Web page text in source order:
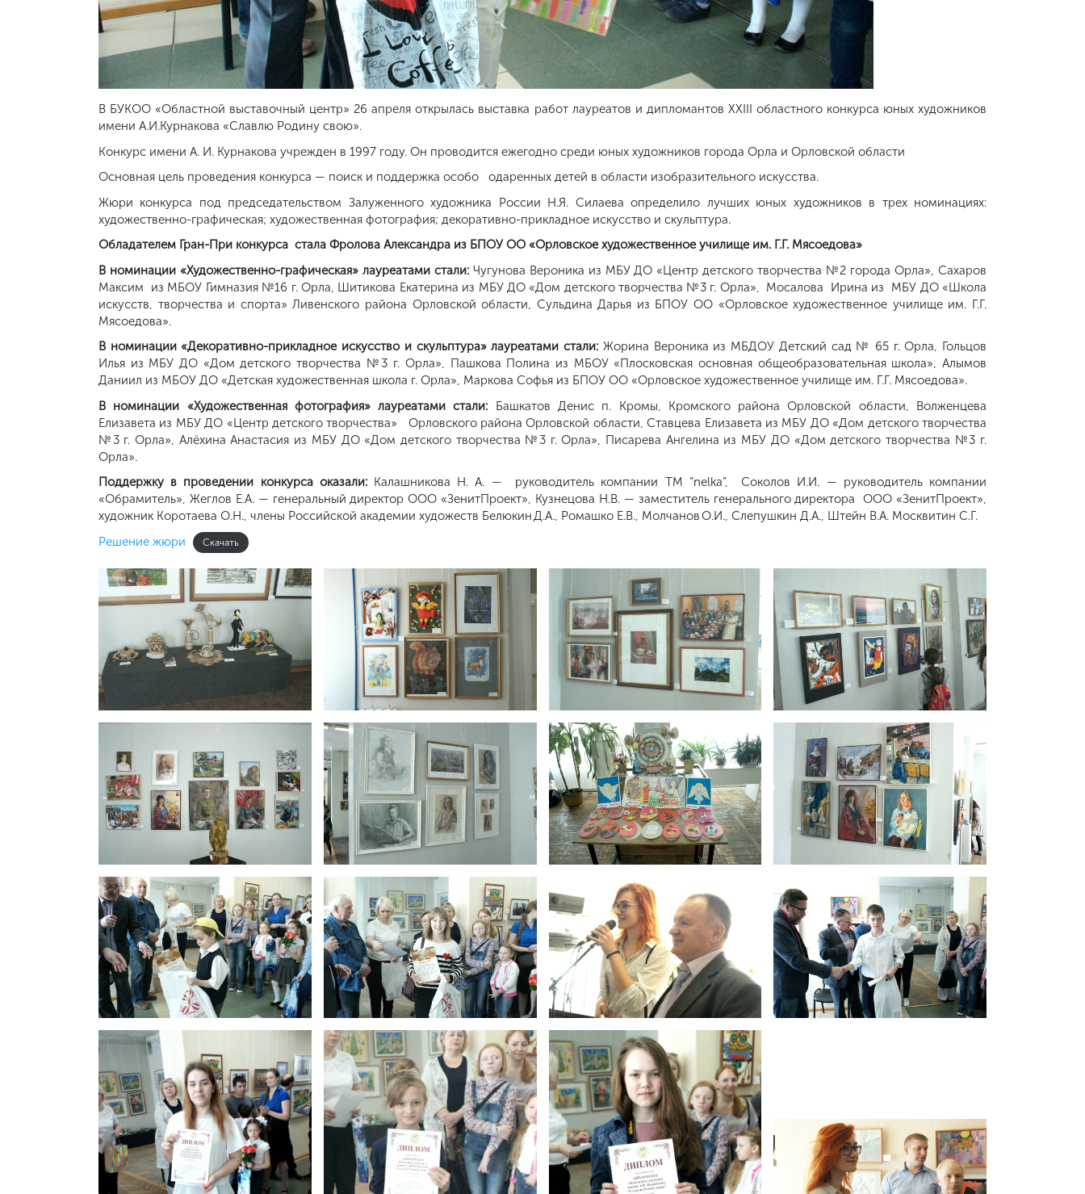
В БУКОО «Областной выставочный центр» 26 апреля открылась выставка работ лауреатов и дипломантов XXIII областного конкурса юных художников
имени А.И.Курнакова «Славлю Родину свою».
Конкурс имени А. И. Курнакова учрежден в 1997 году. Он проводится ежегодно среди юных художников города Орла и Орловской области
Основная цель проведения конкурса — поиск и поддержка особо одаренных детей в области изобразительного искусства.
Жюри конкурса под председательством Залуженного художника России Н.Я. Силаева определило лучших юных художников в трех номинациях:
художественно-графическая; художественная фотография; декоративно-прикладное искусство и скульптура.
Обладателем Гран-При конкурса стала Фролова Александра из БПОУ ОО «Орловское художественное училище им. Г.Г. Мясоедова»
В номинации «Художественно-графическая» лауреатами стали: Чугунова Вероника из МБУ ДО «Центр детского творчества №2 города Орла», Сахаров
Максим из МБОУ Гимназия №16 г. Орла, Шитикова Екатерина из МБУ ДО «Дом детского творчества №3 г. Орла», Мосалова Ирина из МБУ ДО «Школа
искусств, творчества и спорта» Ливенского района Орловской области, Сульдина Дарья из БПОУ ОО «Орловское художественное училище им. Г.Г.
Мясоедова».
В номинации «Декоративно-прикладное искусство и скульптура» лауреатами стали: Жорина Вероника из МБДОУ Детский сад № 65 г. Орла, Гольцов
Илья из МБУ ДО «Дом детского творчества №3 г. Орла», Пашкова Полина из МБОУ «Плосковская основная общеобразовательная школа», Алымов
Даниил из МБОУ ДО «Детская художественная школа г. Орла», Маркова Софья из БПОУ ОО «Орловское художественное училище им. Г.Г. Мясоедова».
В номинации «Художественная фотография» лауреатами стали: Башкатов Денис п. Кромы, Кромского района Орловской области, Волженцева
Елизавета из МБУ ДО «Центр детского творчества» Орловского района Орловской области, Ставцева Елизавета из МБУ ДО «Дом детского творчества
№3 г. Орла», Алёхина Анастасия из МБУ ДО «Дом детского творчества №3 г. Орла», Писарева Ангелина из МБУ ДО «Дом детского творчества №3 г.
Орла».
Поддержку в проведении конкурса оказали:Калашникова Н. А. — руководитель компании ТМ “nelka”, Соколов И.И. — руководитель компании
«Обрамитель», Жеглов Е.А. — генеральный директор ООО «ЗенитПроект», Кузнецова Н.В. — заместитель генерального директора ООО «ЗенитПроект»,
художник Коротаева О.Н., члены Российской академии художеств Белюкин Д.А., Ромашко Е.В., Молчанов О.И., Слепушкин Д.А., Штейн В.А. Москвитин С.Г.
Решение жюри
Скачать